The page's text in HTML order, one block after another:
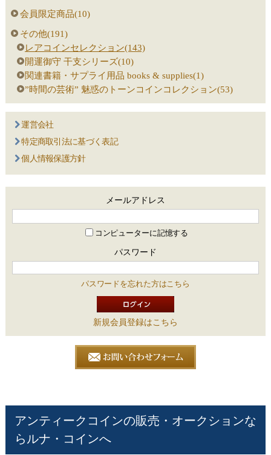
会員限定商品(10)
その他(191)
レアコインセレクション(143)
開運御守 干支シリーズ(10)
関連書籍・サプライ用品 books & supplies(1)
”時間の芸術” 魅惑のトーンコインコレクション(53)
運営会社
特定商取引法に基づく表記
個人情報保護方針
メールアドレス
コンピューターに記憶する
パスワード
パスワードを忘れた方はこちら
新規会員登録はこちら
アンティークコインの販売・オークションな
らルナ・コインへ